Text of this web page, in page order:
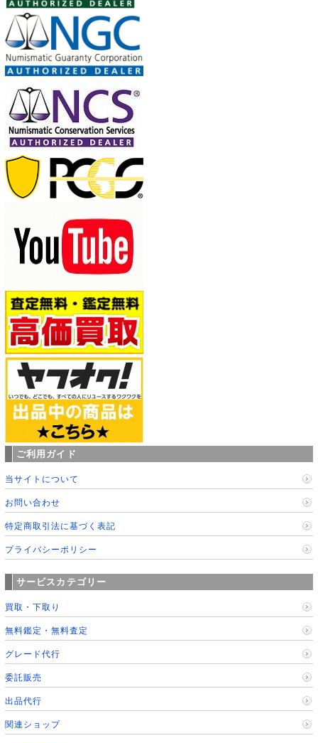
ご利用ガイド
当サイトについて
お問い合わせ
特定商取引法に基づく表記
プライバシーポリシー
サービスカテゴリー
買取・下取り
無料鑑定・無料査定
グレード代行
委託販売
出品代行
関連ショップ